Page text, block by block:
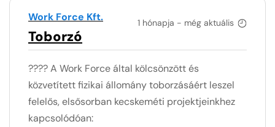
1 hónapja - még aktuális
Work Force Kft.
Toborzó
???? A Work Force által kölcsönzött és
közvetített fizikai állomány toborzásáért leszel
felelős, elsősorban kecskeméti projektjeinkhez
kapcsolódóan: